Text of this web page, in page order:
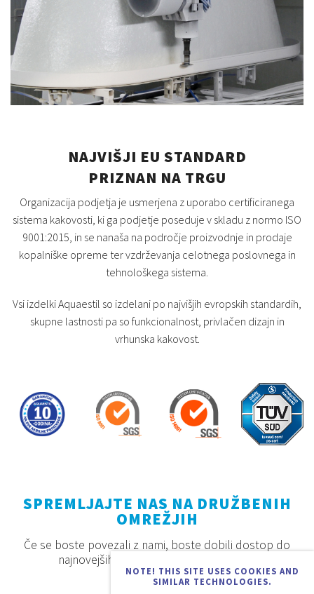
NAJVIŠJI EU STANDARD
PRIZNAN NA TRGU
Organizacija podjetja je usmerjena z uporabo certificiranega
sistema kakovosti, ki ga podjetje poseduje v skladu z normo ISO
9001:2015, in se nanaša na področje proizvodnje in prodaje
kopalniške opreme ter vzdrževanja celotnega poslovnega in
tehnološkega sistema.
Vsi izdelki Aquaestil so izdelani po najvišjih evropskih standardih,
skupne lastnosti pa so funkcionalnost, privlačen dizajn in
vrhunska kakovost.
NOTE! THIS SITE USES COOKIES AND
SIMILAR TECHNOLOGIES.
SPREMLJAJTE NAS NA DRUŽBENIH
OMREŽJIH
Če se boste povezali z nami, boste dobili dostop do
najnovejših proizvodov, akcij in novosti.